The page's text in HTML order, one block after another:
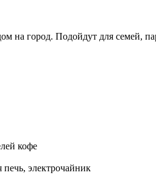
город. Подойдут для семей,
кофе
электрочайник